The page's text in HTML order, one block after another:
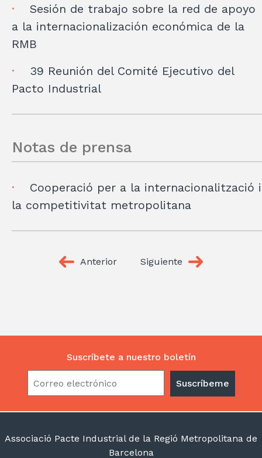
Sesión de trabajo sobre la red de apoyo
a la internacionalización económica de la
RMB
39 Reunión del Comité Ejecutivo del
Pacto Industrial
Notas de prensa
Cooperació per a la internacionalització i
la competitivitat metropolitana
Anterior Siguiente
Suscríbete a nuestro boletín
Associació Pacte Industrial de la Regió Metropolitana de
Barcelona